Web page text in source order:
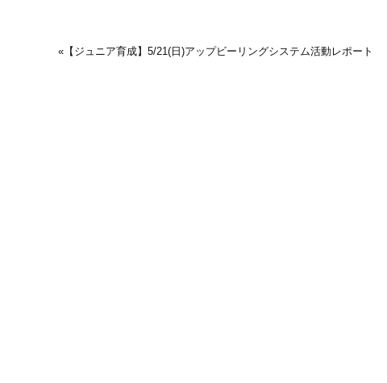
« 【ジュニア育成】5/21(日)アップビーリングシステム活動レポート